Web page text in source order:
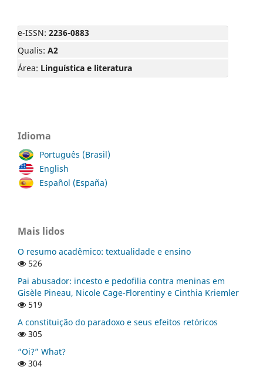
e-ISSN: 2236-0883
Qualis: A2
Área: Linguística e literatura
Idioma
Português (Brasil)
English
Español (España)
Mais lidos
O resumo acadêmico: textualidade e ensino
526
Pai abusador: incesto e pedofilia contra meninas em
Gisèle Pineau, Nicole Cage-Florentiny e Cinthia Kriemler
519
A constituição do paradoxo e seus efeitos retóricos
305
“Oi?” What?
304